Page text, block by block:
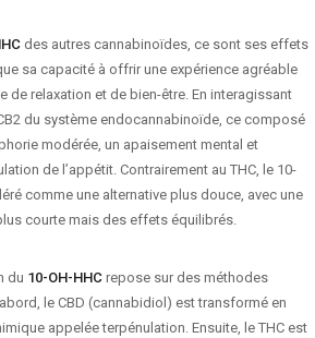
des autres cannabinoïdes, ce sont ses effets
sa capacité à offrir une expérience agréable
de relaxation et de bien-être. En interagissant
du système endocannabinoïde, ce composé
modérée, un apaisement mental et
de l’appétit. Contrairement au THC, le 10-
comme une alternative plus douce, avec une
courte mais des effets équilibrés.
du 10-OH-HHC repose sur des méthodes
le CBD (cannabidiol) est transformé en
appelée terpénulation. Ensuite, le THC est